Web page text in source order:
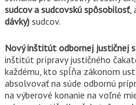
sudcov a sudcovskú spôsobilosť,
dávky) sudcov.
Nový inštitút odbornej justičnej
inštitút prípravy justičného
každému, kto spĺňa zákonom
absolvovať na súde odbornú
na výberové konanie na voľné